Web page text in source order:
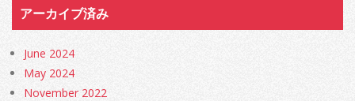
アーカイブ済み
June 2024
May 2024
November 2022